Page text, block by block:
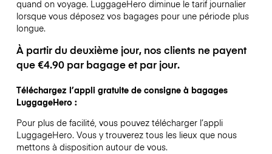
quand on voyage. LuggageHero diminue le tarif journalier
lorsque vous déposez vos bagages pour une période plus
longue.
À partir du deuxième jour, nos clients ne payent
que €4.90 par bagage et par jour.
Téléchargez l’appli gratuite de consigne à bagages
LuggageHero :
Pour plus de facilité, vous pouvez télécharger l’appli
LuggageHero. Vous y trouverez tous les lieux que nous
mettons à disposition autour de vous.